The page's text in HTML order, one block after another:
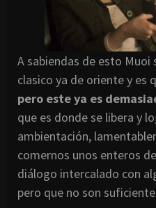
A sabiendas de esto
clasico ya de oriente y es
pero este ya es
que es donde se libera y
ambientación,
comernos unos enteros
diálogo intercalado con
pero que no son